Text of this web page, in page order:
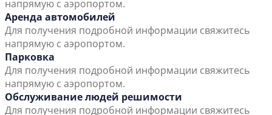
напрямую с аэропортом.
Аренда автомобилей
Для получения подробной информации свяжитесь
напрямую с аэропортом.
Парковка
Для получения подробной информации свяжитесь
напрямую с аэропортом.
Обслуживание людей решимости
Для получения подробной информации свяжитесь